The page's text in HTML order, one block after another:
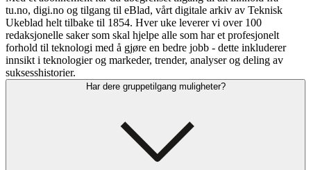
tu.no, digi.no og tilgang til eBlad, vårt digitale arkiv av Teknisk
Ukeblad helt tilbake til 1854. Hver uke leverer vi over 100
redaksjonelle saker som skal hjelpe alle som har et profesjonelt
forhold til teknologi med å gjøre en bedre jobb - dette inkluderer
innsikt i teknologier og markeder, trender, analyser og deling av
suksesshistorier.
Har dere gruppetilgang muligheter?